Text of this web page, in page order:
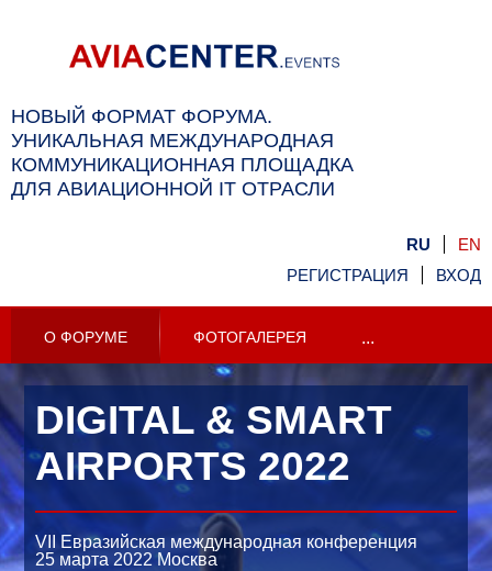
НОВЫЙ ФОРМАТ ФОРУМА.
УНИКАЛЬНАЯ МЕЖДУНАРОДНАЯ
КОММУНИКАЦИОННАЯ ПЛОЩАДКА
ДЛЯ АВИАЦИОННОЙ IT ОТРАСЛИ
RU
EN
РЕГИСТРАЦИЯ
ВХОД
О ФОРУМЕ ФОТОГАЛЕРЕЯ ...
DIGITAL & SMART
AIRPORTS 2022
VII Евразийская международная конференция
25 марта 2022 Москва